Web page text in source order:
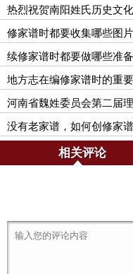
热烈祝贺南阳姓氏历史文
满成功召开
修家谱时都要收集哪些图片
续修家谱时都要做哪些准
地方志在编修家谱时的重
河南省魏姓委员会第二届
没有老家谱，如何创修家
相关评论